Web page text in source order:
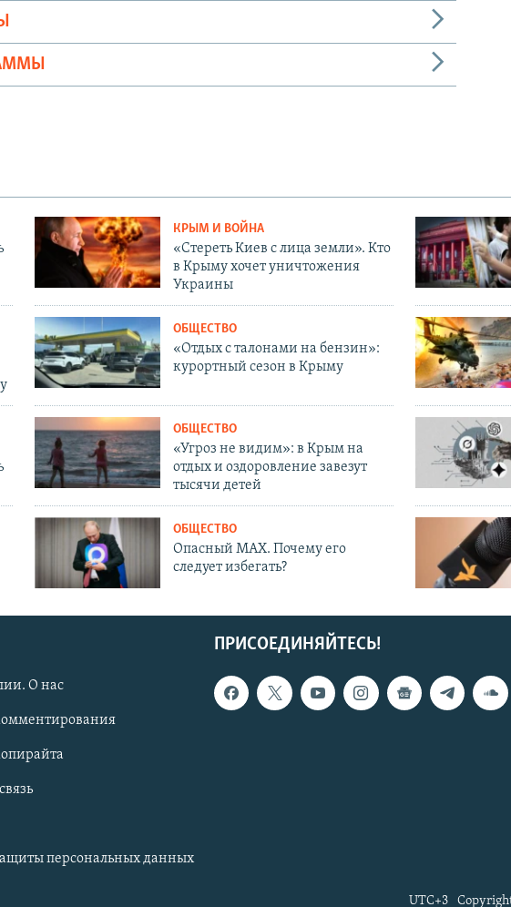
КРЫМ И ВОЙНА
«Стереть Киев с лица земли». Кто
в Крыму хочет уничтожения
Украины
ОБЩЕСТВО
«Отдых с талонами на бензин»:
курортный сезон в Крыму
ОБЩЕСТВО
«Угроз не видим»: в Крым на
отдых и оздоровление завезут
тысячи детей
ОБЩЕСТВО
Опасный MAX. Почему его
следует избегать?
ПРИСОЕДИНЯЙТЕСЬ!
О нас
персональных данных
UTC+3